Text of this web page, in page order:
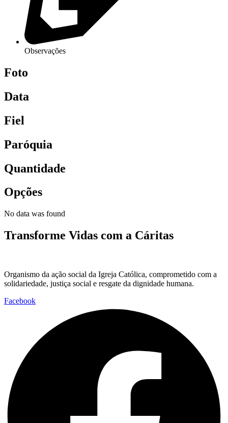
Observações
Foto
Data
Fiel
Paróquia
Quantidade
Opções
No data was found
Transforme Vidas com a Cáritas
Organismo da ação social da Igreja Católica, comprometido com a
solidariedade, justiça social e resgate da dignidade humana.
Facebook